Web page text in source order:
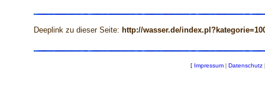
Deeplink zu dieser Seite: http://wasser.de/
[ Impressum | Datenschutz